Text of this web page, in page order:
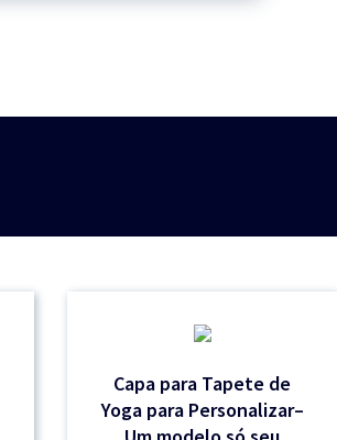
Capa para Tapete de
Yoga para Personalizar–